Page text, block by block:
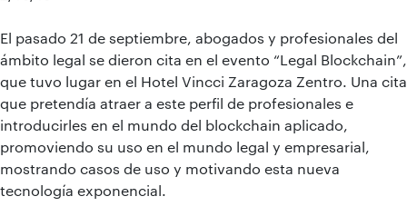
El pasado 21 de septiembre, abogados y profesionales del
ámbito legal se dieron cita en el evento “Legal Blockchain”,
que tuvo lugar en el Hotel Vincci Zaragoza Zentro. Una cita
que pretendía atraer a este perfil de profesionales e
introducirles en el mundo del blockchain aplicado,
promoviendo su uso en el mundo legal y empresarial,
mostrando casos de uso y motivando esta nueva
tecnología exponencial.